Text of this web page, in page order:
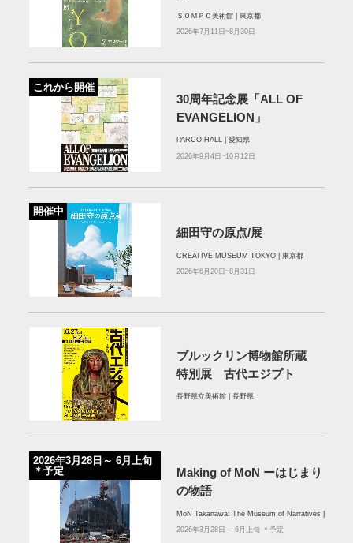
ＳＯＭＰＯ美術館 | 東京都
2026年7月11日~8月30日
これから開催
30周年記念展「ALL OF
EVANGELION」
PARCO HALL | 愛知県
2026年9月4日~10月12日
開催中
細田守の原点/展
CREATIVE MUSEUM TOKYO | 東京都
2026年6月20日~8月31日
ブルックリン博物館所蔵
特別展 古代エジプト
長野県立美術館 | 長野県
2026年3月28日～ 6月上旬
＊予定
Making of MoN ーはじまり
の物語
MoN Takanawa: The Museum of Narratives |
2026年3月28日～ 6月上旬 ＊予定